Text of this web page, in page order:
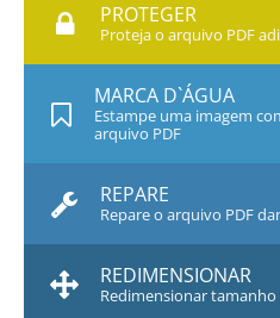
PROTEGER
Proteja o arquivo PDF
MARCA D`ÁGUA
Estampe uma imagem
arquivo PDF
REPARE
Repare o arquivo PDF
REDIMENSIONAR
Redimensionar tamanho